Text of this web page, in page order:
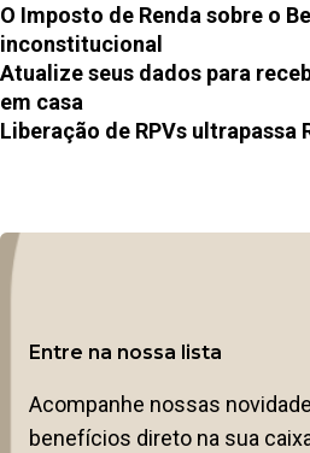
O Imposto de Renda sobre o
inconstitucional
Atualize seus dados para
em casa
Liberação de RPVs ultrapassa
Entre na nossa lista
Acompanhe nossas
benefícios direto na sua